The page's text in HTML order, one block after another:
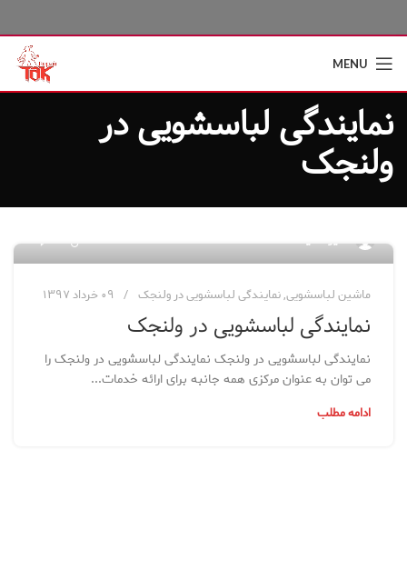
MENU
نمایندگی لباسشویی در
ولنجک
مدیر سایت
ماشین لباسشویی,نمایندگی لباسشویی در ولنجک ۰۹ خرداد ۱۳۹۷
نمایندگی لباسشویی در ولنجک
نمایندگی لباسشویی در ولنجک نمایندگی لباسشویی در ولنجک را
می توان به عنوان مرکزی همه جانبه برای ارائه خدمات...
ادامه مطلب